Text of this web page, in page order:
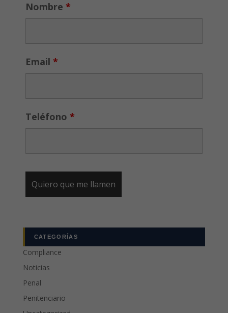
Nombre *
Email *
Teléfono *
CATEGORÍAS
Compliance
Noticias
Penal
Penitenciario